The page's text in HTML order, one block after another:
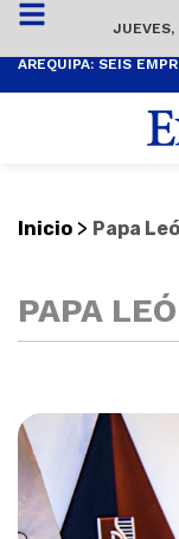
JUEVES,
Inicio > Papa
PAPA